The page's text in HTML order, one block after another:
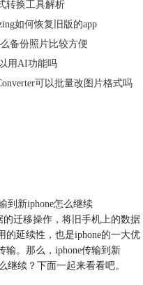
可以使用备份软件的恢复备份
方法，小编依旧推荐大家使用
据。因为使用iMazing来恢复备
数据。下面就来看看具体怎么
手机连接电脑，接着打开
转换工具解析
如何恢复旧版的app
备份照片比较方便
用AI功能吗
可以批量改图片格式吗
到新iphone怎么继续
的迁移操作，将旧手机上的数据
延续性，也是iphone的一大优
输。那么，iphone传输到新
继续？下面一起来看看吧。